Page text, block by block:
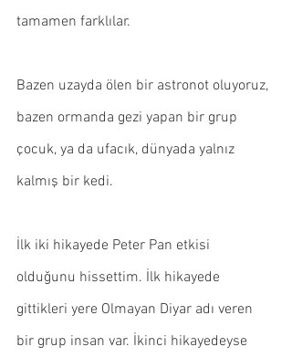
tamamen farklılar.
Bazen uzayda ölen bir astronot oluyoruz,
bazen ormanda gezi yapan bir grup
çocuk, ya da ufacık, dünyada yalnız
kalmış bir kedi.
İlk iki hikayede Peter Pan etkisi
olduğunu hissettim. İlk hikayede
gittikleri yere Olmayan Diyar adı veren
bir grup insan var. İkinci hikayedeyse